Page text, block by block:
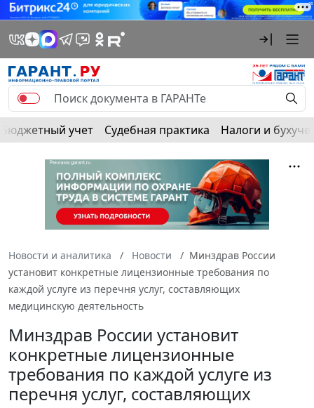
Бюджетный учет Судебная практика Налоги и
Новости и аналитика Новости
Минздрав России
установит конкретные лицензионные требования по
каждой услуге из перечня услуг, составляющих
медицинскую деятельность
Минздрав России установит
конкретные лицензионные
требования по каждой услуге из
перечня услуг, составляющих